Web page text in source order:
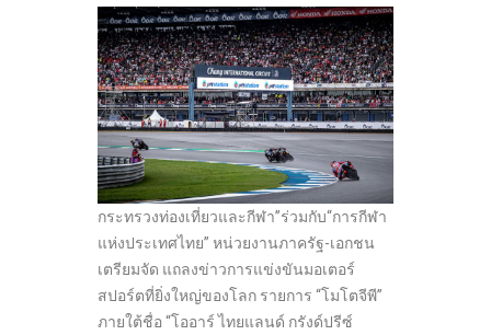
กระทรวงท่องเที่ยวและกีฬา”ร่วมกับ“การกีฬา
แห่งประเทศไทย” หน่วยงานภาครัฐ-เอกชน
เตรียมจัด แถลงข่าวการแข่งขันมอเตอร์
สปอร์ตที่ยิ่งใหญ่ของโลก รายการ “โมโตจีพี”
ภายใต้ชื่อ “โออาร์ ไทยแลนด์ กรังด์ปรีซ์